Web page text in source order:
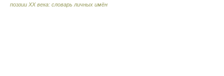
поэзии XX века: словарь личных имён